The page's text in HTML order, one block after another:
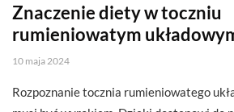
Znaczenie diety w toczniu
rumieniowatym
10 maja 2024
Rozpoznanie tocznia rumieniowatego